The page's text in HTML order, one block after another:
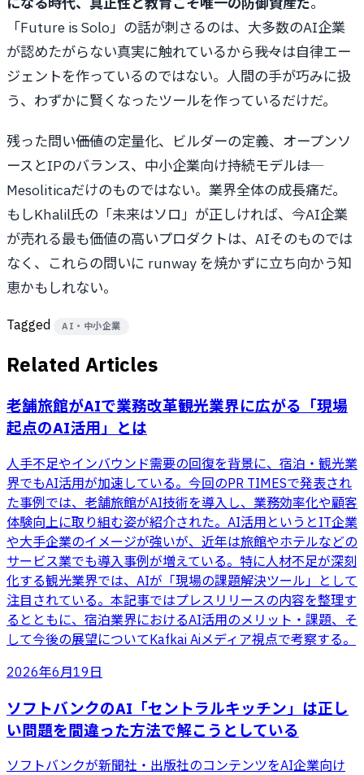
「Future is Solo」の話が刺さるのは、大多数のAI企業
が認めたがらない真実に触れているから――我々は自律エー
ジェントを作っているのではない。人間の手が巧みに扱
う、わずかに賢くなったツールを作っているだけだ。
残った問い――価値の定量化、ビルダーの定義、オープンソ
ースとIPのバランス、中小企業向け持続モデル――は
Mesoliticaだけのものではない。業界全体の成長痛だ。
もしKhalil氏の「未来はソロ」が正しければ、今AI企業
が売れる最も価値の高いプロダクトは、AIそのものでは
なく、これらの問いに runway を焼かずに立ち向かう知
恵かもしれない。
Tagged AI・中小企業
Related Articles
老舗旅館がAIで業務改革――観光業界に広がる「現場
起点のAI活用」とは
人手不足やインバウンド需要の回復を背景に、宿泊・観光業
界でもAI活用が加速している。今回のPR TIMESで発表され
た事例では、老舗旅館がAI技術を導入し、業務効率化や顧客
体験向上に取り組む姿が紹介された。AI活用というとIT企業
や大手企業のイメージが強いが、近年は旅館やホテルなどの
サービス業でも導入事例が増えている。特に人材不足が深刻
化する観光業界では、AIが「現場の課題解決ツール」として
注目されている。本記事ではプレスリリースの内容を整理す
るとともに、宿泊業界におけるAI活用のメリット・課題、そ
して今後の展望についてKafkai Aiメディア視点で考察する。
2026年6月19日
ソフトバンクのAI「セントラルキッチン」は正し
い問題を間違った方法で解こうとしている
ソフトバンクが新聞社・出版社のコンテンツをAI企業向け